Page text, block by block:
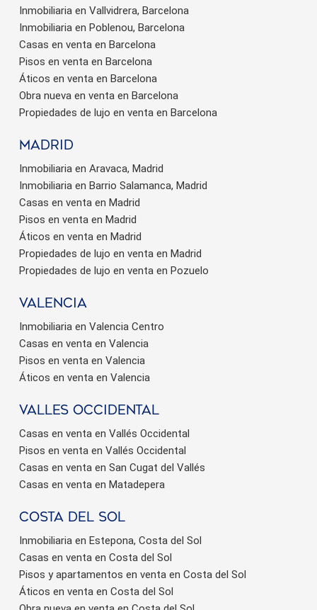
Inmobiliaria en Vallvidrera, Barcelona
Inmobiliaria en Poblenou, Barcelona
Casas en venta en Barcelona
Pisos en venta en Barcelona
Áticos en venta en Barcelona
Obra nueva en venta en Barcelona
Propiedades de lujo en venta en Barcelona
Madrid
Inmobiliaria en Aravaca, Madrid
Inmobiliaria en Barrio Salamanca, Madrid
Casas en venta en Madrid
Pisos en venta en Madrid
Áticos en venta en Madrid
Propiedades de lujo en venta en Madrid
Propiedades de lujo en venta en Pozuelo
valencia
Inmobiliaria en Valencia Centro
Casas en venta en Valencia
Pisos en venta en Valencia
Áticos en venta en Valencia
valles occidental
Casas en venta en Vallés Occidental
Pisos en venta en Vallés Occidental
Casas en venta en San Cugat del Vallés
Casas en venta en Matadepera
Costa del sol
Inmobiliaria en Estepona, Costa del Sol
Casas en venta en Costa del Sol
Pisos y apartamentos en venta en Costa del Sol
Áticos en venta en Costa del Sol